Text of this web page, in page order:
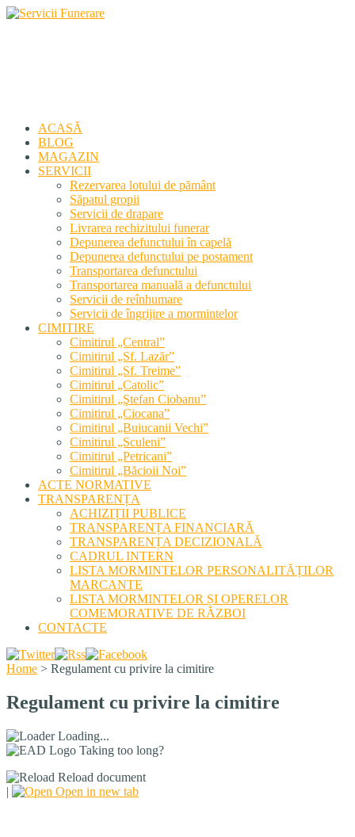
ACASĂ
BLOG
MAGAZIN
SERVICII
Rezervarea lotului de pământ
Săpatul gropii
Servicii de drapare
Livrarea rechizitului funerar
Depunerea defunctului în capelă
Depunerea defunctului pe postament
Transportarea defunctului
Transportarea manuală a defunctului
Servicii de reînhumare
Servicii de îngrijire a mormintelor
CIMITIRE
Cimitirul „Central”
Cimitirul „Sf. Lazăr”
Cimitirul „Sf. Treime”
Cimitirul „Catolic”
Cimitirul „Ştefan Ciobanu”
Cimitirul „Ciocana”
Cimitirul „Buiucanii Vechi”
Cimitirul „Sculeni”
Cimitirul „Petricani”
Cimitirul „Băcioii Noi”
ACTE NORMATIVE
TRANSPARENȚA
ACHIZIȚII PUBLICE
TRANSPARENȚA FINANCIARĂ
TRANSPARENȚA DECIZIONALĂ
CADRUL INTERN
LISTA MORMINTELOR PERSONALITĂȚILOR
MARCANTE
LISTA MORMINTELOR ȘI OPERELOR
COMEMORATIVE DE RĂZBOI
CONTACTE
Home > Regulament cu privire la cimitire
Regulament cu privire la cimitire
Loading...
Taking too long?
Reload document
|
Open in new tab